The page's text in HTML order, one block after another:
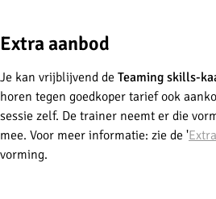
Extra aanbod
Je kan vrijblijvend de Teaming skills-
horen tegen goedkoper tarief ook
sessie zelf. De trainer neemt er die
mee. Voor meer informatie: zie de '
vorming.